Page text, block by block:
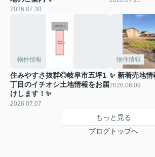
2026.07.30
物件情報
住みやすさ抜群◎岐阜市五坪1
丁目のイチオシ土地情報をお届
けします！✨
2026.07.07
物件情報
✨ 新着売地情
2026.06.09
もっと見る
ブログトップへ